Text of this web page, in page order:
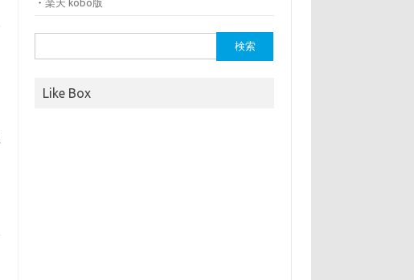
・楽天 kobo版
索:
Like Box